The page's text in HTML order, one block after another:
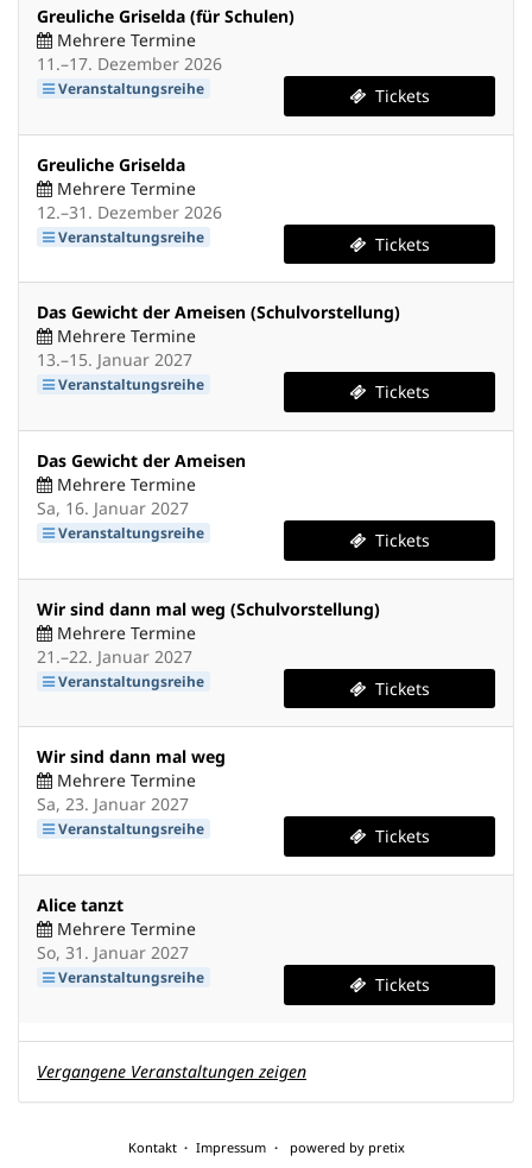
Greuliche Griselda (für Schulen)
Mehrere Termine
11.–bis
17. Dezember 2026
Veranstaltungsreihe Tickets
Greuliche Griselda
Mehrere Termine
12.–bis
31. Dezember 2026
Veranstaltungsreihe Tickets
Das Gewicht der Ameisen (Schulvorstellung)
Mehrere Termine
13.–bis
15. Januar 2027
Veranstaltungsreihe Tickets
Das Gewicht der Ameisen
Mehrere Termine
Sa, 16. Januar 2027
Veranstaltungsreihe Tickets
Wir sind dann mal weg (Schulvorstellung)
Mehrere Termine
21.–bis
22. Januar 2027
Veranstaltungsreihe Tickets
Wir sind dann mal weg
Mehrere Termine
Sa, 23. Januar 2027
Veranstaltungsreihe Tickets
Alice tanzt
Mehrere Termine
So, 31. Januar 2027
Veranstaltungsreihe Tickets
Vergangene Veranstaltungen zeigen
Kontakt Impressum powered by pretix